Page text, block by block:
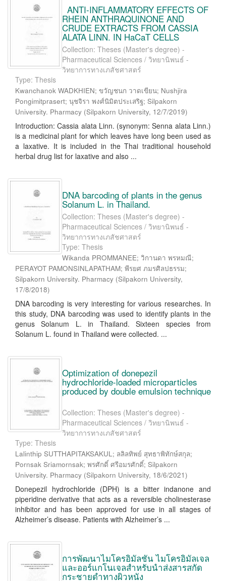
ANTI-INFLAMMATORY EFFECTS OF
RHEIN ANTHRAQUINONE AND
CRUDE EXTRACTS FROM CASSIA
ALATA LINN. IN HaCaT CELLS
Collection: Theses (Master's degree) -
Pharmaceutical Sciences / วิทยานิพนธ์ -
วิทยาการทางเภสัชศาสตร์
Type: Thesis
Kwanchanok WADKHIEN; ขวัญชนก วาดเขียน; Nushjira
Pongimitprasert; นุชจิรา พงศ์นิมิตประเสริฐ; Silpakorn
University. Pharmacy (Silpakorn University, 12/7/2019)
Introduction: Cassia alata Linn. (synonym: Senna alata Linn.)
is a medicinal plant for which leaves have long been used as
a laxative. It is included in the Thai traditional household
herbal drug list for laxative and also ...
DNA barcoding of plants in the genus
Solanum L. in Thailand.
Collection: Theses (Master's degree) -
Pharmaceutical Sciences / วิทยานิพนธ์ -
วิทยาการทางเภสัชศาสตร์
Type: Thesis
Wikanda PROMMANEE; วิกานดา พรหมณี;
PERAYOT PAMONSINLAPATHAM; พีรยศ ภมรศิลปธรรม;
Silpakorn University. Pharmacy (Silpakorn University,
17/8/2018)
DNA barcoding is very interesting for various researches. In
this study, DNA barcoding was used to identify plants in the
genus Solanum L. in Thailand. Sixteen species from
Solanum L. found in Thailand were collected. ...
Optimization of donepezil
hydrochloride-loaded microparticles
produced by double emulsion technique
Collection: Theses (Master's degree) -
Pharmaceutical Sciences / วิทยานิพนธ์ -
วิทยาการทางเภสัชศาสตร์
Type: Thesis
Lalinthip SUTTHAPITAKSAKUL; ลลิลทิพย์ สุทธาพิทักษ์สกุล;
Pornsak Sriamornsak; พรศักดิ์ ศรีอมรศักดิ์; Silpakorn
University. Pharmacy (Silpakorn University, 18/6/2021)
Donepezil hydrochloride (DPH) is a bitter indanone and
piperidine derivative that acts as a reversible cholinesterase
inhibitor and has been approved for use in all stages of
Alzheimer’s disease. Patients with Alzheimer’s ...
การพัฒนาไมโครอิมัลชัน ไมโครอิมัลเจล
และออร์แกโนเจลสำหรับนำส่งสารสกัด
กระชายดำทางผิวหนัง